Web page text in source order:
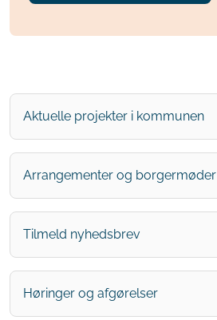
Aktuelle projekter i kommunen
Arrangementer og borgermøder
Tilmeld nyhedsbrev
Høringer og afgørelser